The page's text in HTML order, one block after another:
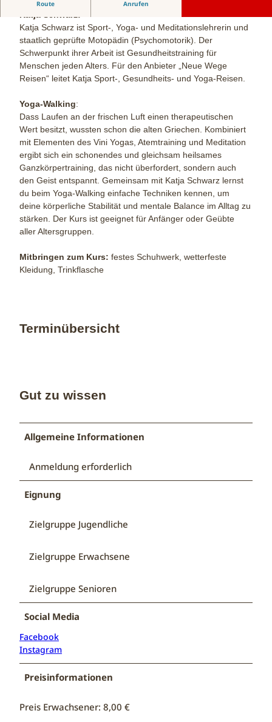
Route Anrufen
Katja Schwarz ist Sport-, Yoga- und Meditationslehrerin und
staatlich geprüfte Motopädin (Psychomotorik). Der
Schwerpunkt ihrer Arbeit ist Gesundheitstraining für
Menschen jeden Alters. Für den Anbieter „Neue Wege
Reisen“ leitet Katja Sport-, Gesundheits- und Yoga-Reisen.
Yoga-Walking:
Dass Laufen an der frischen Luft einen therapeutischen
Wert besitzt, wussten schon die alten Griechen. Kombiniert
mit Elementen des Vini Yogas, Atemtraining und Meditation
ergibt sich ein schonendes und gleichsam heilsames
Ganzkörpertraining, das nicht überfordert, sondern auch
den Geist entspannt. Gemeinsam mit Katja Schwarz lernst
du beim Yoga-Walking einfache Techniken kennen, um
deine körperliche Stabilität und mentale Balance im Alltag zu
stärken. Der Kurs ist geeignet für Anfänger oder Geübte
aller Altersgruppen.
Mitbringen zum Kurs: festes Schuhwerk, wetterfeste
Kleidung, Trinkflasche
Terminübersicht
Gut zu wissen
Allgemeine Informationen
Anmeldung erforderlich
Eignung
Zielgruppe Jugendliche
Zielgruppe Erwachsene
Zielgruppe Senioren
Social Media
Facebook
Instagram
Preisinformationen
Preis Erwachsener: 8,00 €